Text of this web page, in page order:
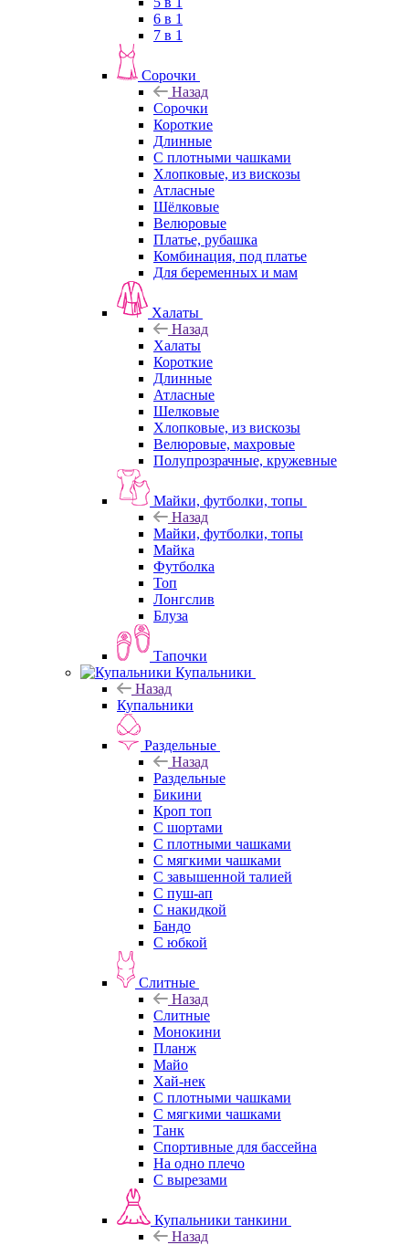
6 в 1
7 в 1
Сорочки
Назад
Сорочки
Короткие
Длинные
С плотными чашками
Хлопковые, из вискозы
Атласные
Шёлковые
Велюровые
Платье, рубашка
Комбинация, под платье
Для беременных и мам
Халаты
Назад
Халаты
Короткие
Длинные
Атласные
Шелковые
Хлопковые, из вискозы
Велюровые, махровые
Полупрозрачные, кружевные
Майки, футболки, топы
Назад
Майки, футболки, топы
Майка
Футболка
Топ
Лонгслив
Блуза
Тапочки
Купальники
Назад
Купальники
Раздельные
Назад
Раздельные
Бикини
Кроп топ
С шортами
С плотными чашками
С мягкими чашками
С завышенной талией
С пуш-ап
С накидкой
Бандо
С юбкой
Слитные
Назад
Слитные
Монокини
Планж
Майо
Хай-нек
С плотными чашками
С мягкими чашками
Танк
Спортивные для бассейна
На одно плечо
С вырезами
Купальники танкини
Назад